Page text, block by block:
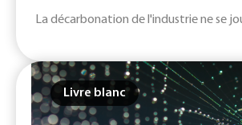
La décarbonation de l'industrie ne se
Livre blanc